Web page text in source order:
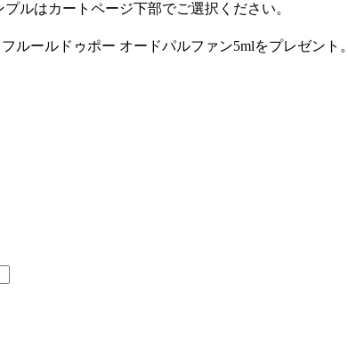
ルはカートページ下部でご選択ください。
ルールドゥポー オードパルファン5mlをプレゼント。